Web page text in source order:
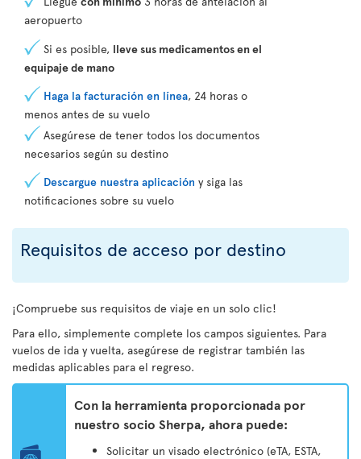
aeropuerto
Si es posible, lleve sus medicamentos en el
equipaje de mano
Haga la facturación en línea, 24 horas o
menos antes de su vuelo
Asegúrese de tener todos los documentos
necesarios según su destino
Descargue nuestra aplicación y siga las
notificaciones sobre su vuelo
Requisitos de acceso por destino
¡Compruebe sus requisitos de viaje en un solo clic!
Para ello, simplemente complete los campos siguientes. Para
vuelos de ida y vuelta, asegúrese de registrar también las
medidas aplicables para el regreso.
Con la herramienta proporcionada por
nuestro socio Sherpa, ahora puede:
Solicitar un visado electrónico (eTA, ESTA,